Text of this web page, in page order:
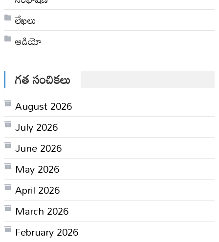
లేఖలు
ఆడియో
గత సంచికలు
August 2026
July 2026
June 2026
May 2026
April 2026
March 2026
February 2026